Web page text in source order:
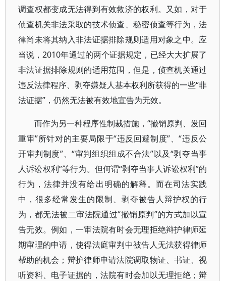
调查权都变成无法得到有效救济的权利。又如，对于
侦查机关非法采取的技术侦查、秘密侦查等行为，法
律尚未将其纳入非法证据排除规则适用对象之中。应
当说，2010年通过的两个证据规定，已经大大扩展了
非法证据排除规则的适用范围，但是，侦查机关通过
违反法律程序、剥夺嫌疑人基本权利所获得的一些“非
法证据”，仍然无法被有效地宣告为无效。
而作为另一种程序性制裁措施，“撤销原判、发回
重审”所针对的主要局限于“违反回避制度”、“违反公
开审判制度”、“审判组织组成不合法”以及“剥夺当事
人诉讼权利”等行为。但何谓“剥夺当事人诉讼权利”的
行为，法律并没有给出明确的解释。而在司法实践
中，很多经常发生的限制、剥夺被告人辩护权的行
为，都无法被二审法院通过“撤销原判”的方式加以宣
告无效。例如，一审法院有时会无理拒绝辩护律师延
期审理的申请，使得法庭审判中被告人无法获得律师
帮助的机会；辩护律师申请法院调取物证、书证、视
听资料、电子证据的，法院有时会加以无理拒绝；辩